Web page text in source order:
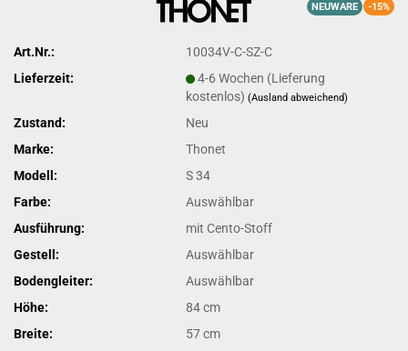
NEUWARE -15%
Art.Nr.:
10034V-C-SZ-C
Lieferzeit:
4-6 Wochen (Lieferung
kostenlos)(Ausland abweichend)
Zustand:
Neu
Marke:
Thonet
Modell:
S 34
Farbe:
Auswählbar
Ausführung:
mit Cento-Stoff
Gestell:
Auswählbar
Bodengleiter:
Auswählbar
Höhe:
84 cm
Breite:
57 cm